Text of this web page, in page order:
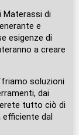
Materassi di
e
esigenze di
a creare
soluzioni
dai
tutto ciò di
efficiente dal